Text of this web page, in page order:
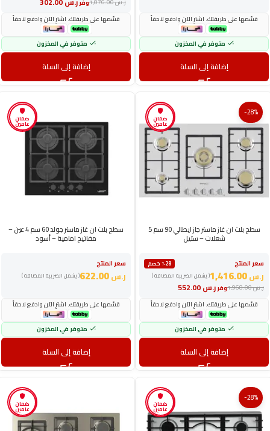
قسّمها على طريقتك. اشترِ الآن وادفع لاحقاً
متوفر في المخزون
إضافة إلى السلة
وفر
قسّمها على طريقتك. اشترِ الآن وادفع لاحقاً
متوفر في المخزون
إضافة إلى السلة
ضمان
عامين
-28%
سطح بلت ان غاز ماستر جاز ايطالي 90 سم 5
شعلات – ستيل
سعر المنتج
٪28 خصم
( يشمل الضريبة المضافة )
ر.س
وفرر.س ر.س1,968.00
قسّمها على طريقتك. اشترِ الآن وادفع لاحقاً
متوفر في المخزون
إضافة إلى السلة
ضمان
عامين
سطح بلت ان غاز ماستر جولد 60 سم 4 عين –
مفاتيح امامية – أسود
سعر المنتج
( يشمل الضريبة المضافة ) ر.س
قسّمها على طريقتك. اشترِ الآن وادفع لاحقاً
متوفر في المخزون
إضافة إلى السلة
ضمان
عامين
-28%
ضمان
عامين